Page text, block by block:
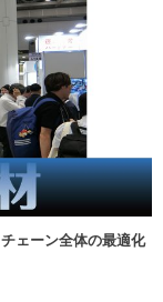
ェーン全体の最適化